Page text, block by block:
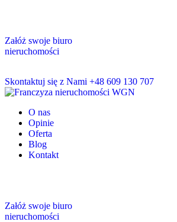
Załóż swoje biuro
nieruchomości
Skontaktuj się z Nami +48 609 130 707
O nas
Opinie
Oferta
Blog
Kontakt
Załóż swoje biuro
nieruchomości